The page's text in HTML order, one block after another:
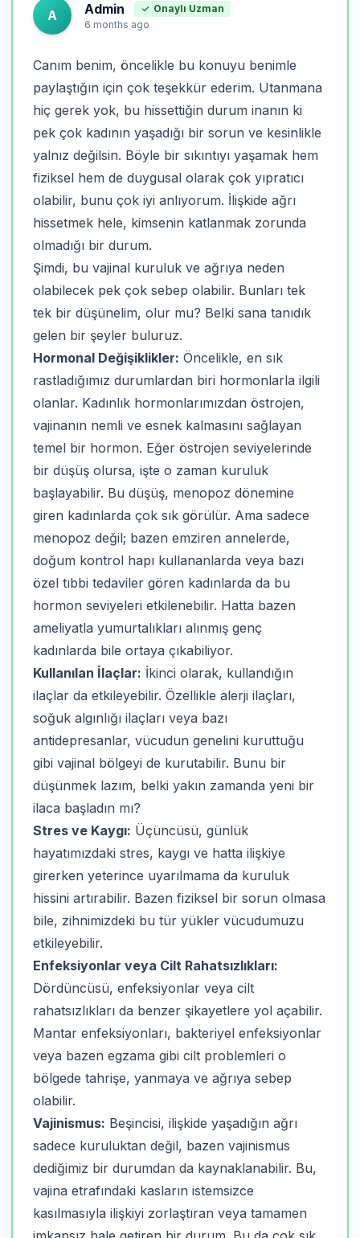
A Admin
Onaylı Uzman
6 months ago
Canım benim, öncelikle bu konuyu benimle
paylaştığın için çok teşekkür ederim. Utanmana
hiç gerek yok, bu hissettiğin durum inanın ki
pek çok kadının yaşadığı bir sorun ve kesinlikle
yalnız değilsin. Böyle bir sıkıntıyı yaşamak hem
fiziksel hem de duygusal olarak çok yıpratıcı
olabilir, bunu çok iyi anlıyorum. İlişkide ağrı
hissetmek hele, kimsenin katlanmak zorunda
olmadığı bir durum.
Şimdi, bu vajinal kuruluk ve ağrıya neden
olabilecek pek çok sebep olabilir. Bunları tek
tek bir düşünelim, olur mu? Belki sana tanıdık
gelen bir şeyler buluruz.
Hormonal Değişiklikler: Öncelikle, en sık
rastladığımız durumlardan biri hormonlarla ilgili
olanlar. Kadınlık hormonlarımızdan östrojen,
vajinanın nemli ve esnek kalmasını sağlayan
temel bir hormon. Eğer östrojen seviyelerinde
bir düşüş olursa, işte o zaman kuruluk
başlayabilir. Bu düşüş, menopoz dönemine
giren kadınlarda çok sık görülür. Ama sadece
menopoz değil; bazen emziren annelerde,
doğum kontrol hapı kullananlarda veya bazı
özel tıbbi tedaviler gören kadınlarda da bu
hormon seviyeleri etkilenebilir. Hatta bazen
ameliyatla yumurtalıkları alınmış genç
kadınlarda bile ortaya çıkabiliyor.
Kullanılan İlaçlar: İkinci olarak, kullandığın
ilaçlar da etkileyebilir. Özellikle alerji ilaçları,
soğuk algınlığı ilaçları veya bazı
antidepresanlar, vücudun genelini kuruttuğu
gibi vajinal bölgeyi de kurutabilir. Bunu bir
düşünmek lazım, belki yakın zamanda yeni bir
ilaca başladın mı?
Stres ve Kaygı: Üçüncüsü, günlük
hayatımızdaki stres, kaygı ve hatta ilişkiye
girerken yeterince uyarılmama da kuruluk
hissini artırabilir. Bazen fiziksel bir sorun olmasa
bile, zihnimizdeki bu tür yükler vücudumuzu
etkileyebilir.
Enfeksiyonlar veya Cilt Rahatsızlıkları:
Dördüncüsü, enfeksiyonlar veya cilt
rahatsızlıkları da benzer şikayetlere yol açabilir.
Mantar enfeksiyonları, bakteriyel enfeksiyonlar
veya bazen egzama gibi cilt problemleri o
bölgede tahrişe, yanmaya ve ağrıya sebep
olabilir.
Vajinismus: Beşincisi, ilişkide yaşadığın ağrı
sadece kuruluktan değil, bazen vajinismus
dediğimiz bir durumdan da kaynaklanabilir. Bu,
vajina etrafındaki kasların istemsizce
kasılmasıyla ilişkiyi zorlaştıran veya tamamen